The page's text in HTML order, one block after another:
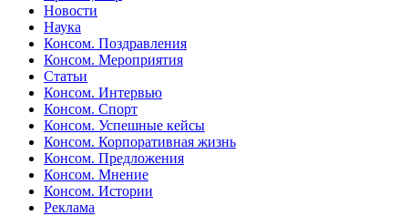
Новости
Наука
Консом. Поздравления
Консом. Мероприятия
Статьи
Консом. Интервью
Консом. Спорт
Консом. Успешные кейсы
Консом. Корпоративная жизнь
Консом. Предложения
Консом. Мнение
Консом. Истории
Реклама